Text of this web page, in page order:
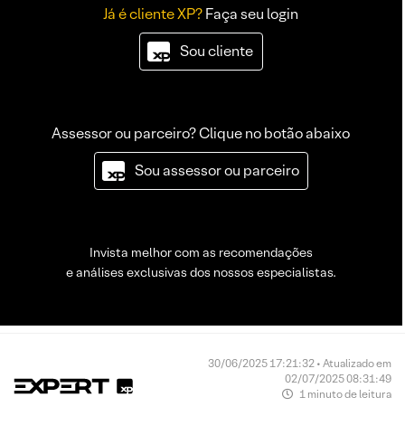
Já é cliente XP?Faça seu login
Sou cliente
Assessor ou parceiro? Clique no botão abaixo
Sou assessor ou parceiro
Invista melhor com as recomendações
e análises exclusivas dos nossos especialistas.
30/06/2025 17:21:32 • Atualizado em
02/07/2025 08:31:49
1 minuto de leitura